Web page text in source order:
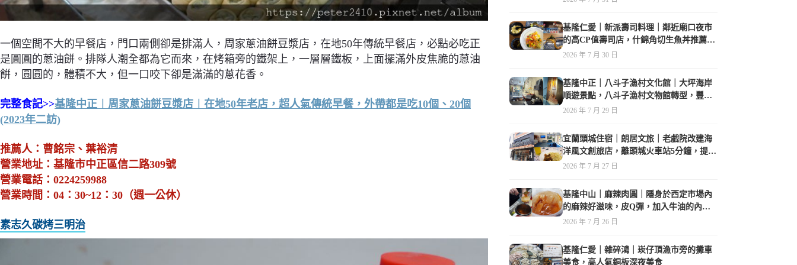
一個空間不大的早餐店，門口兩側卻是排滿人，周家蔥油餅豆漿店，在地50年傳統早餐店，必點必吃正
是圓圓的蔥油餅。排隊人潮全都為它而來，在烤箱旁的鐵架上，一層層鐵板，上面擺滿外皮焦脆的蒽油
餠，圓圓的，體積不大，但一口咬下卻是滿滿的蔥花香。
完整食記>>基隆中正︱周家蔥油餅豆漿店︱在地50年老店，超人氣傳統早餐，外帶都是吃10個、20個
(2023年二訪)
推薦人：曹銘宗、葉裕清
營業地址：基隆市中正區信二路309號
營業電話：0224259988
營業時間：04：30~12：30（週一公休）
素志久碳烤三明治
基隆仁愛｜新派壽司料理｜鄰近廟口夜市
的高CP值壽司店，什錦角切生魚丼推薦必
點
2026 年 7 月 30 日
基隆中正｜八斗子漁村文化館｜大坪海岸
順遊景點，八斗子漁村文物館轉型，豐富
的漁業文物，值得走訪
2026 年 7 月 29 日
宜蘭頭城住宿｜朗居文旅｜老戲院改建海
洋風文創旅店，離頭城火車站5分鐘，提供
免費夜間宵夜，親子遊戲空間
2026 年 7 月 27 日
基隆中山｜麻辣肉圓｜隱身於西定市場內
的麻辣好滋味，皮Q彈，加入牛油的內餡
香氣誘人
2026 年 7 月 26 日
基隆仁愛｜雜碎鴻｜崁仔頂漁市旁的攤車
美食，高人氣銅板深夜美食